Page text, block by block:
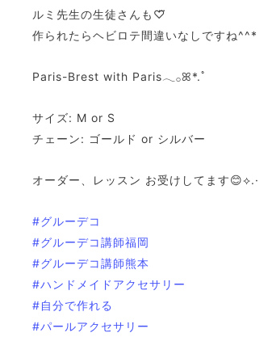
ルミ先生の生徒さんも♡⃛
作られたらヘビロテ間違いなしですね^^*
Paris-Brest with Paris𓂃𓂂ꕤ*.ﾟ
サイズ: M or S
チェーン: ゴールド or シルバー
オーダー、レッスン お受けしてます😊⟡.·
#グルーデコ
#グルーデコ講師福岡
#グルーデコ講師熊本
#ハンドメイドアクセサリー
#自分で作れる
#パールアクセサリー